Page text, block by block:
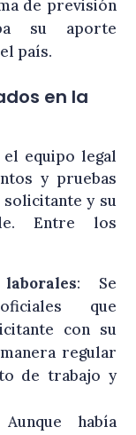
de previsión
su aporte
país.
en la
equipo legal
y pruebas
solicitante y su
Entre los
: Se
que
con su
regular
de trabajo y
había